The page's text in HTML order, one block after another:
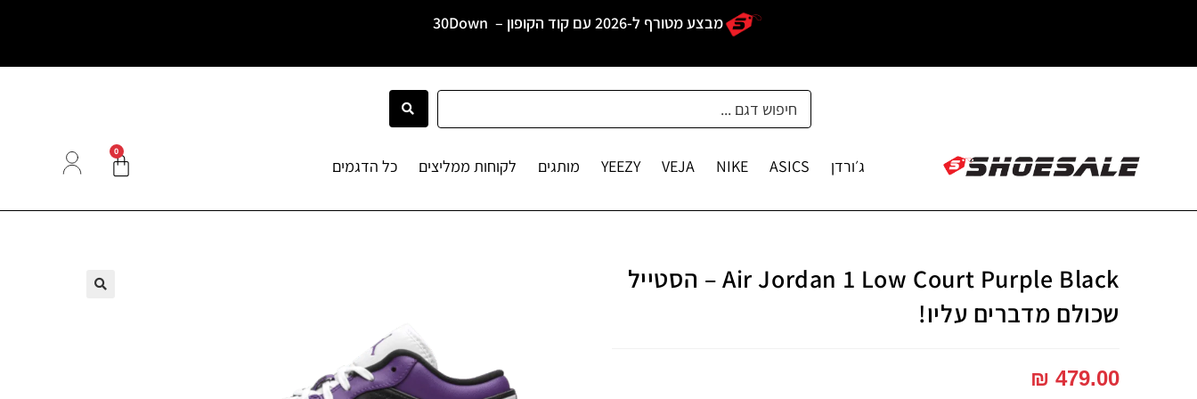
מבצע מטורף ל-2026 עם קוד הקופון – 30Down
ג׳ורדן ASICS
NIKE
VEJA
YEEZY מותגים לקוחות ממליצים כל הדגמים
0
Air Jordan 1 Low Court Purple Black – הסטייל
שכולם מדברים עליו!
₪ 479.00